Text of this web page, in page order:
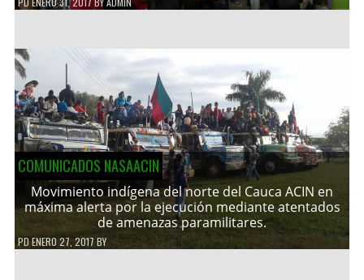
COMUNICADOS NASAACIN
Movimiento indígena del norte del Cauca ACIN en
máxima alerta por la ejecución mediante atentados
de amenazas paramilitares.
PDENERO 27, 2017 BY